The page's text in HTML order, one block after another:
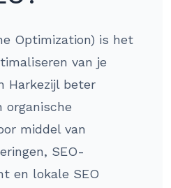
Optimization) is het
van je
Harkezijl beter
organische
middel van
SEO-
en lokale SEO